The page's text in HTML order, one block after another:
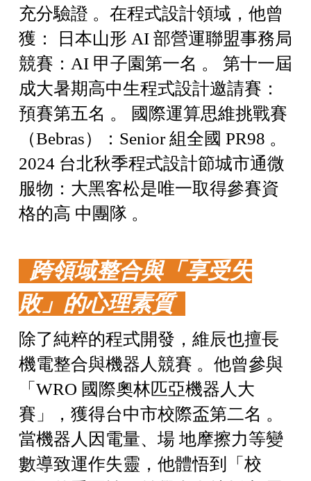
充分驗證 。在程式設計領域，他曾
獲： 日本山形 AI 部營運聯盟事務局
競賽：AI 甲子園第一名 。 第十一屆
成大暑期高中生程式設計邀請賽：
預賽第五名 。 國際運算思維挑戰賽
（Bebras）：Senior 組全國 PR98 。
2024 台北秋季程式設計節城市通微
服物：大黑客松是唯一取得參賽資
格的高 中團隊 。
跨領域整合與「享受失
敗」的心理素質
除了純粹的程式開發，維辰也擅長
機電整合與機器人競賽 。他曾參與
「WRO 國際奧林匹亞機器人大
賽」，獲得台中市校際盃第二名 。
當機器人因電量、場 地摩擦力等變
數導致運作失靈，他體悟到「校